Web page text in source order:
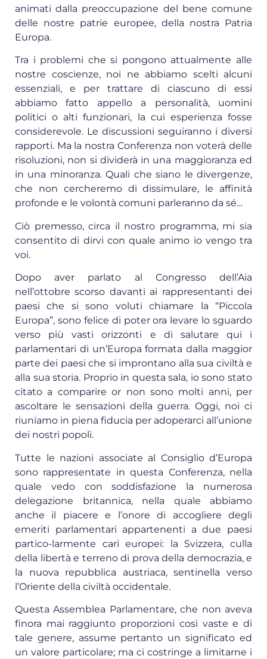
animati dalla preoccupazione del bene comune
delle nostre patrie europee, della nostra Patria
Europa.
Tra i problemi che si pongono attualmente alle
nostre coscienze, noi ne abbiamo scelti alcuni
essenziali, e per trattare di ciascuno di essi
abbiamo fatto appello a personalità, uomini
politici o alti funzionari, la cui esperienza fosse
considerevole. Le discussioni seguiranno i diversi
rapporti. Ma la nostra Conferenza non voterà delle
risoluzioni, non si dividerà in una maggioranza ed
in una minoranza. Quali che siano le divergenze,
che non cercheremo di dissimulare, le affinità
profonde e le volontà comuni parleranno da sé…
Ciò premesso, circa il nostro programma, mi sia
consentito di dirvi con quale animo io vengo tra
voi.
Dopo aver parlato al Congresso dell’Aia
nell’ottobre scorso davanti ai rappresentanti dei
paesi che si sono voluti chiamare la “Piccola
Europa”, sono felice di poter ora levare lo sguardo
verso più vasti orizzonti e di salutare qui i
parlamentari di un’Europa formata dalla maggior
parte dei paesi che si improntano alla sua civiltà e
alla sua storia. Proprio in questa sala, io sono stato
citato a comparire or non sono molti anni, per
ascoltare le sensazioni della guerra. Oggi, noi ci
riuniamo in piena fiducia per adoperarci all’unione
dei nostri popoli.
Tutte le nazioni associate al Consiglio d’Europa
sono rappresentate in questa Conferenza, nella
quale vedo con soddisfazione la numerosa
delegazione britannica, nella quale abbiamo
anche il piacere e l’onore di accogliere degli
emeriti parlamentari appartenenti a due paesi
partico-larmente cari europei: la Svizzera, culla
della libertà e terreno di prova della democrazia, e
la nuova repubblica austriaca, sentinella verso
l’Oriente della civiltà occidentale.
Questa Assemblea Parlamentare, che non aveva
finora mai raggiunto proporzioni così vaste e di
tale genere, assume pertanto un significato ed
un valore particolare; ma ci costringe a limitarne i